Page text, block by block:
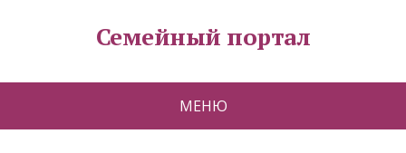
Семейный портал
МЕНЮ